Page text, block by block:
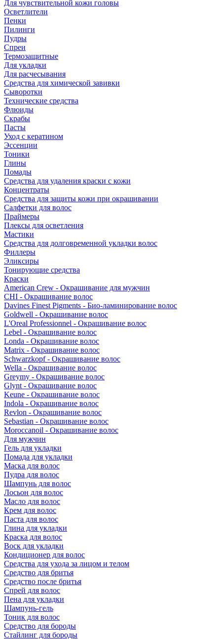
Для чувствительной кожи головы
Осветлители
Пенки
Пилинги
Пудры
Спреи
Термозащитные
Для укладки
Для расчесывания
Средства для химической завивки
Сыворотки
Технические средства
Флюиды
Скрабы
Пасты
Уход с кератином
Эссенции
Тоники
Глины
Помады
Средства для удаления краски с кожи
Концентраты
Средства для защиты кожи при окрашивании
Салфетки для волос
Праймеры
Плексы для осветления
Мастики
Средства для долговременной укладки волос
Филлеры
Эликсиры
Тонирующие средства
Краски
American Crew - Окрашивание для мужчин
CHI - Окрашивание волос
Davines Finest Pigments - Био-ламинирование волос
Goldwell - Окрашивание волос
L'Oreal Professionnel - Окрашивание волос
Lebel - Окрашивание волос
Londa - Окрашивание волос
Matrix - Окрашивание волос
Schwarzkopf - Окрашивание волос
Wella - Окрашивание волос
Greymy - Окрашивание волос
Glynt - Окрашивание волос
Keune - Окрашивание волос
Indola - Окрашивание волос
Revlon - Окрашивание волос
Sebastian - Окрашивание волос
Moroccanoil - Окрашивание волос
Для мужчин
Гель для укладки
Помада для укладки
Маска для волос
Пудра для волос
Шампунь для волос
Лосьон для волос
Масло для волос
Крем для волос
Паста для волос
Глина для укладки
Краска для волос
Воск для укладки
Кондиционер для волос
Средства для ухода за лицом и телом
Средство для бритья
Средство после бритья
Спрей для волос
Пена для укладки
Шампунь-гель
Тоник для волос
Средство для бороды
Стайлинг для бороды